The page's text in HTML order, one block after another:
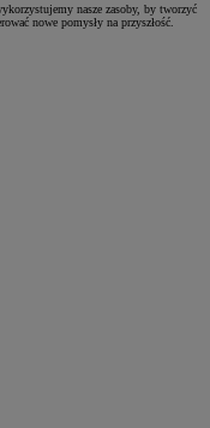
nasze zasoby, by tworzyć
nowe pomysły na przyszłość.